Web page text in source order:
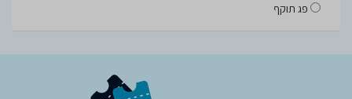
פג תוקף